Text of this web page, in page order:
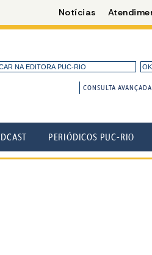
CONSULTA AVANÇADA
PERIÓDICOS PUC-RIO